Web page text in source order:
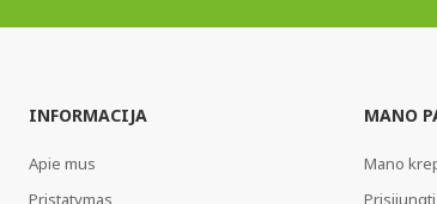
INFORMACIJA
Apie mus
Pristatymas
MANO
Mano